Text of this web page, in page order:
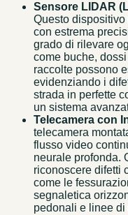
Sensore LIDAR
Questo
con estrema
grado di rilevare
come buche,
raccolte possono
evidenziando i
strada in perfette
un sistema
Telecamera con
telecamera
flusso video
neurale profonda.
riconoscere difetti
come le
segnaletica
pedonali e linee di